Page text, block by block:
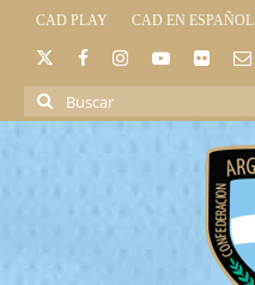
CAD PLAY CAD EN ESPAÑOL
Buscar
por: